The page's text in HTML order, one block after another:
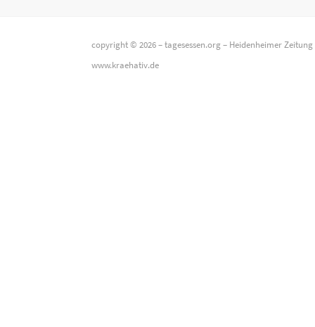
copyright © 2026 –tagesessen.org– Heidenheimer Zeitung
www.kraehativ.de